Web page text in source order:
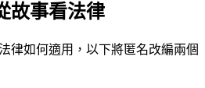
故事看法律
律如何適用，以下將匿名改編兩個